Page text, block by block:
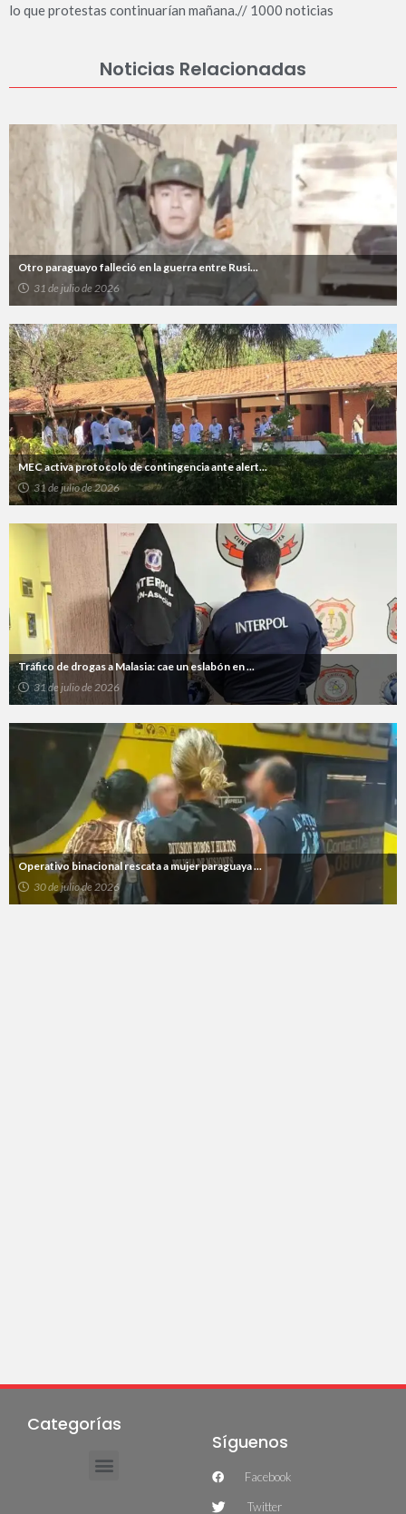
lo que protestas continuarían mañana.// 1000 noticias
Noticias Relacionadas
Otro paraguayo falleció en la guerra entre Rusi...
31 de julio de 2026
MEC activa protocolo de contingencia ante alert...
31 de julio de 2026
Tráfico de drogas a Malasia: cae un eslabón en ...
31 de julio de 2026
Operativo binacional rescata a mujer paraguaya ...
30 de julio de 2026
Categorías
Síguenos
Facebook
Twitter